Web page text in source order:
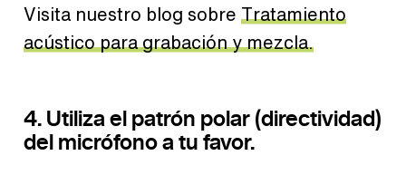
Visita nuestro blog sobre Tratamiento
acústico para grabación y mezcla.
4. Utiliza el patrón polar (directividad)
del micrófono a tu favor.